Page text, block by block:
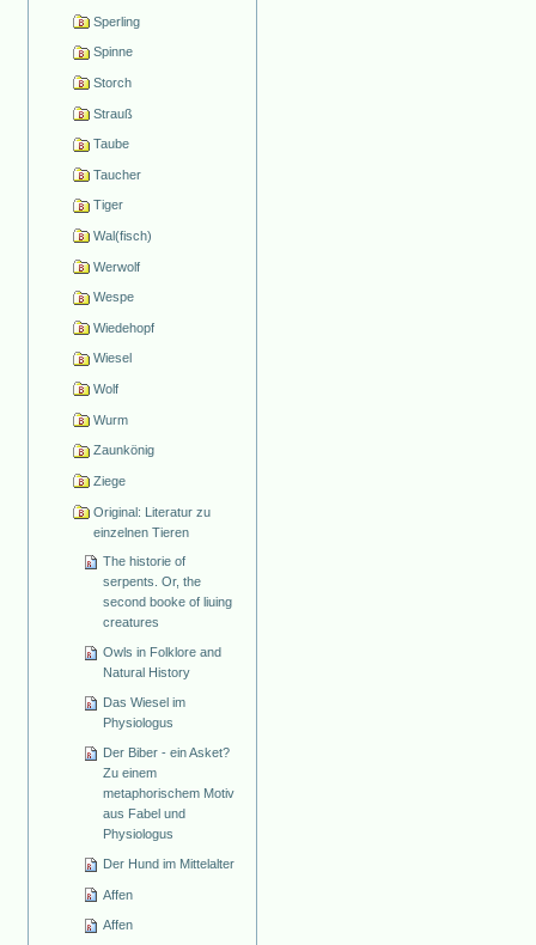
Sperling
Spinne
Storch
Strauß
Taube
Taucher
Tiger
Wal(fisch)
Werwolf
Wespe
Wiedehopf
Wiesel
Wolf
Wurm
Zaunkönig
Ziege
Original: Literatur zu
einzelnen Tieren
The historie of
serpents. Or, the
second booke of liuing
creatures
Owls in Folklore and
Natural History
Das Wiesel im
Physiologus
Der Biber - ein Asket?
Zu einem
metaphorischem Motiv
aus Fabel und
Physiologus
Der Hund im Mittelalter
Affen
Affen